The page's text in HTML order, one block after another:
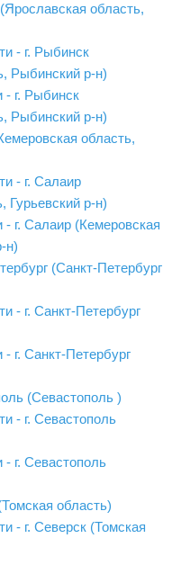
Рыбинский р-н)
Рыбинский р-н)
Гурьевский р-н)
н)
Недвижимость - г. Севастополь (Севастополь )
(Томская область)